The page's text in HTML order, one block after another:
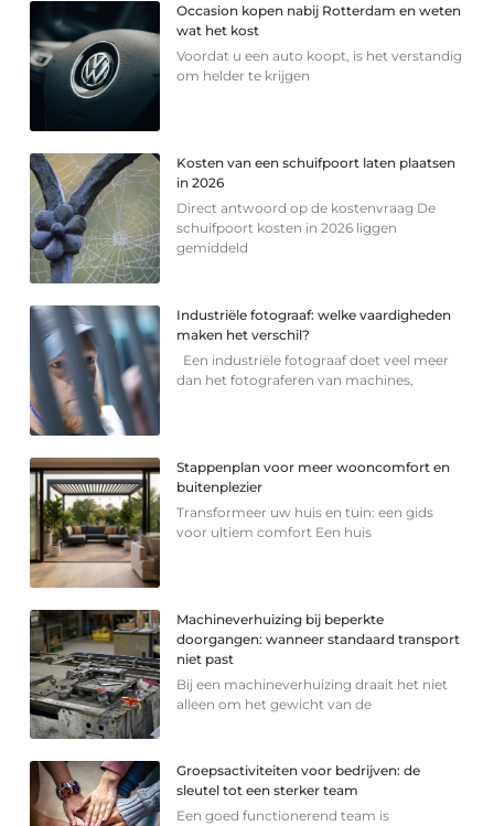
Occasion kopen nabij Rotterdam en weten
wat het kost
Voordat u een auto koopt, is het verstandig
om helder te krijgen
Kosten van een schuifpoort laten plaatsen
in 2026
Direct antwoord op de kostenvraag De
schuifpoort kosten in 2026 liggen
gemiddeld
Industriële fotograaf: welke vaardigheden
maken het verschil?
Een industriële fotograaf doet veel meer
dan het fotograferen van machines,
Stappenplan voor meer wooncomfort en
buitenplezier
Transformeer uw huis en tuin: een gids
voor ultiem comfort Een huis
Machineverhuizing bij beperkte
doorgangen: wanneer standaard transport
niet past
Bij een machineverhuizing draait het niet
alleen om het gewicht van de
Groepsactiviteiten voor bedrijven: de
sleutel tot een sterker team
Een goed functionerend team is